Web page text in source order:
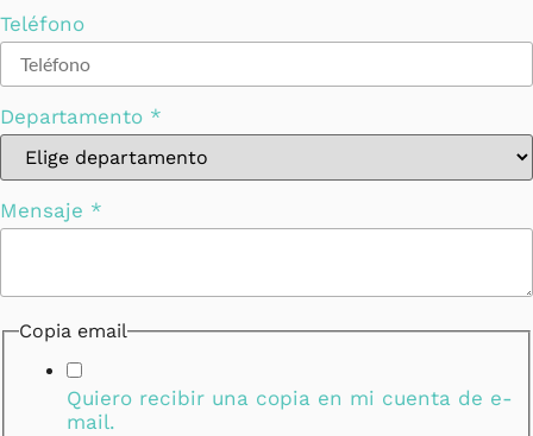
Teléfono
Departamento *
Mensaje *
Copia email
Quiero recibir una copia en mi cuenta de e-
mail.